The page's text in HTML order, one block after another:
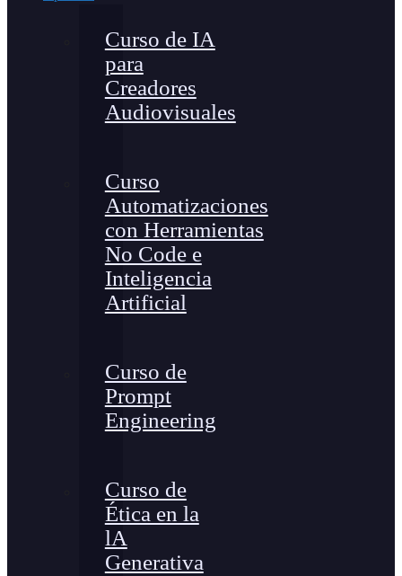
Curso de IA
para
Creadores
Audiovisuales
Curso
Automatizaciones
con Herramientas
No Code e
Inteligencia
Artificial
Curso de
Prompt
Engineering
Curso de
Ética en la
lA
Generativa